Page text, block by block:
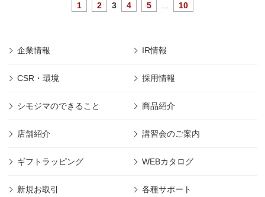
1 2 3 4 5 10
企業情報 IR情報
CSR・環境 採用情報
シモジマのできること 商品紹介
店舗紹介 講習会のご案内
ギフトラッピング WEBカタログ
新規お取引 各種サポート